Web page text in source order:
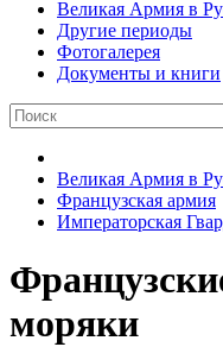
Великая Армия в
Другие периоды
Фотогалерея
Документы и книги
Великая Армия в
Французская армия
Императорская
моряки